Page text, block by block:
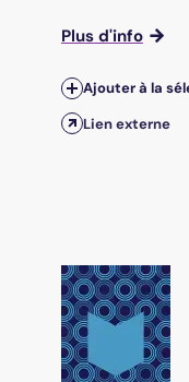
Plus d'info
Ajouter à la
Lien externe